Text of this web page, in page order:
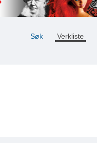
Søk Verkliste